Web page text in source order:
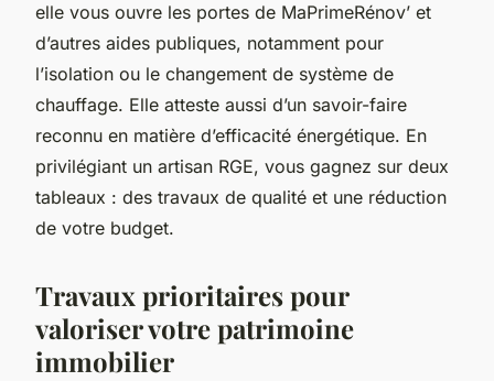
elle vous ouvre les portes de MaPrimeRénov’ et
d’autres aides publiques, notamment pour
l’isolation ou le changement de système de
chauffage. Elle atteste aussi d’un savoir-faire
reconnu en matière d’efficacité énergétique. En
privilégiant un artisan RGE, vous gagnez sur deux
tableaux : des travaux de qualité et une réduction
de votre budget.
Travaux prioritaires pour
valoriser votre patrimoine
immobilier